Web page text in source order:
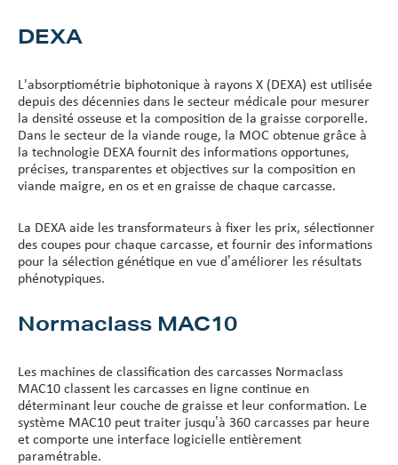
DEXA
L'absorptiométrie biphotonique à rayons X (DEXA) est utilisée
depuis des décennies dans le secteur médicale pour mesurer
la densité osseuse et la composition de la graisse corporelle.
Dans le secteur de la viande rouge, la MOC obtenue grâce à
la technologie DEXA fournit des informations opportunes,
précises, transparentes et objectives sur la composition en
viande maigre, en os et en graisse de chaque carcasse.
La DEXA aide les transformateurs à fixer les prix, sélectionner
des coupes pour chaque carcasse, et fournir des informations
pour la sélection génétique en vue d’améliorer les résultats
phénotypiques.
Normaclass MAC10
Les machines de classification des carcasses Normaclass
MAC10 classent les carcasses en ligne continue en
déterminant leur couche de graisse et leur conformation. Le
système MAC10 peut traiter jusqu’à 360 carcasses par heure
et comporte une interface logicielle entièrement
paramétrable.